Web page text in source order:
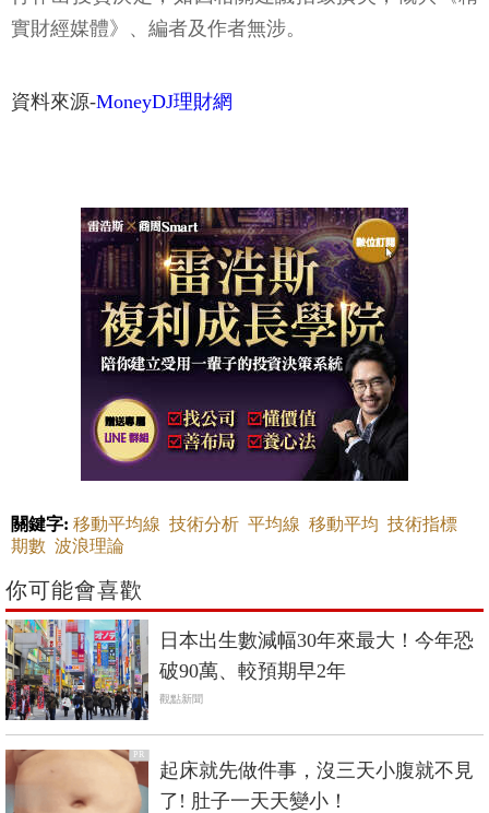
實財經媒體》、編者及作者無涉。
資料來源-MoneyDJ理財網
關鍵字: 移動平均線 技術分析 平均線 移動平均 技術指標
期數 波浪理論
你可能會喜歡
日本出生數減幅30年來最大！今年恐
破90萬、較預期早2年
觀點新聞
PR
起床就先做件事，沒三天小腹就不見
了! 肚子一天天變小！